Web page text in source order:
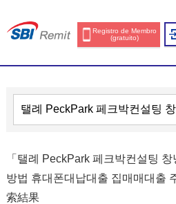
Registro de Membro
(gratuito)
「탤례 PeckPark 페크박컨설팅
방법 휴대폰대납대출 집매매대출
索結果